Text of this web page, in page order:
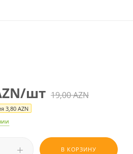
/шт 19,00AZN
3,80 AZN
В КОРЗИНУ